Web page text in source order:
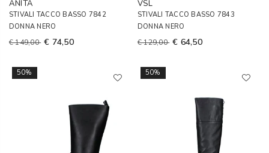
ANITA
STIVALI TACCO BASSO 7842
DONNA NERO
€ 149,00 € 74,50
VSL
STIVALI TACCO BASSO 7843
DONNA NERO
€ 129,00 € 64,50
50% 50%